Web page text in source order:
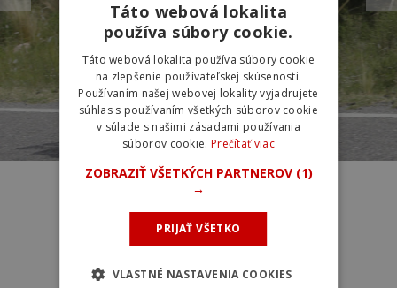
Táto webová lokalita
používa súbory cookie.
Táto webová lokalita používa súbory cookie
na zlepšenie používateľskej skúsenosti.
Používaním našej webovej lokality vyjadrujete
súhlas s používaním všetkých súborov cookie
v súlade s našimi zásadami používania
súborov cookie. Prečítať viac
ZOBRAZIŤ VŠETKÝCH PARTNEROV (1)
→
PRIJAŤ VŠETKO
VLASTNÉ NASTAVENIA COOKIES